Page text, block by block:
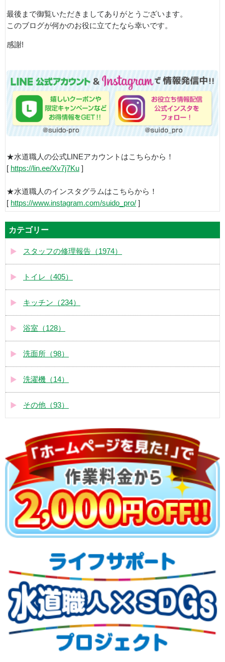
最後まで御覧いただきましてありがとうございます。
このブログが何かのお役に立てたなら幸いです。
感謝!
★水道職人の公式LINEアカウントはこちらから！
[ https://lin.ee/Xv7j7Ku ]
★水道職人のインスタグラムはこちらから！
[ https://www.instagram.com/suido_pro/ ]
カテゴリー
スタッフの修理報告（1974）
トイレ（405）
キッチン（234）
浴室（128）
洗面所（98）
洗濯機（14）
その他（93）